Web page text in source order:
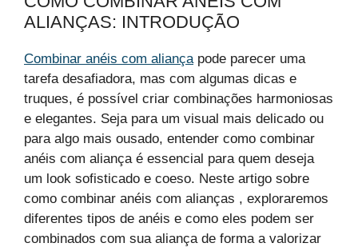
ALIANÇAS: INTRODUÇÃO
Combinar anéis com aliança pode parecer uma
tarefa desafiadora, mas com algumas dicas e
truques, é possível criar combinações harmoniosas
e elegantes. Seja para um visual mais delicado ou
para algo mais ousado, entender como combinar
anéis com aliança é essencial para quem deseja
um look sofisticado e coeso. Neste artigo sobre
como combinar anéis com alianças , exploraremos
diferentes tipos de anéis e como eles podem ser
combinados com sua aliança de forma a valorizar